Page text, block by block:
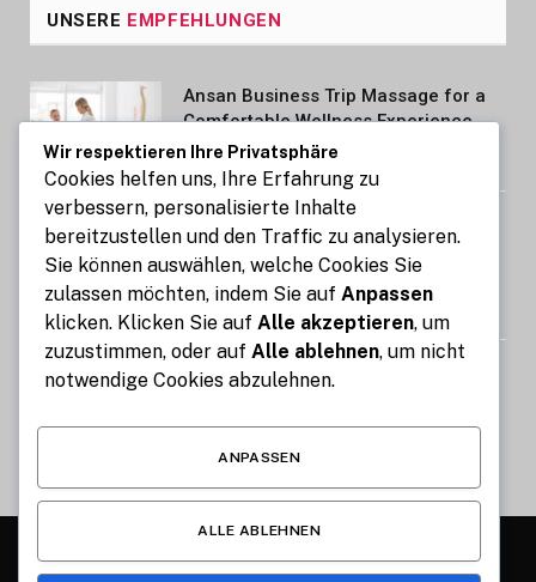
UNSERE EMPFEHLUNGEN
Ansan Business Trip Massage for a
Comfortable Wellness Experience
AUGUST 7, 2026
Kennzeichen express: So gelingt die
Kfz-Zulassung in nur 15 Minuten
online
AUGUST 7, 2026
Image Compressor: Reduce Image
© 2026 Alle Rechte vorbehalten.Münchner Lebensstil
Wir respektieren Ihre Privatsphäre
Cookies helfen uns, Ihre Erfahrung zu
verbessern, personalisierte Inhalte
bereitzustellen und den Traffic zu analysieren.
Sie können auswählen, welche Cookies Sie
zulassen möchten, indem Sie auf Anpassen
klicken. Klicken Sie auf Alle akzeptieren, um
zuzustimmen, oder auf Alle ablehnen, um nicht
notwendige Cookies abzulehnen.
ANPASSEN
ALLE ABLEHNEN